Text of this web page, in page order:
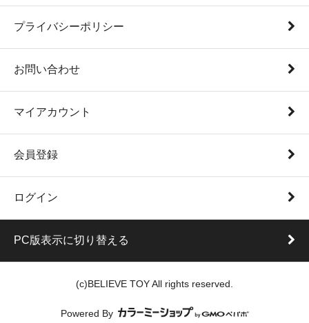
プライバシーポリシー
お問い合わせ
マイアカウント
会員登録
ログイン
PC版表示に切り替える
(c)BELIEVE TOY All rights reserved.
Powered By